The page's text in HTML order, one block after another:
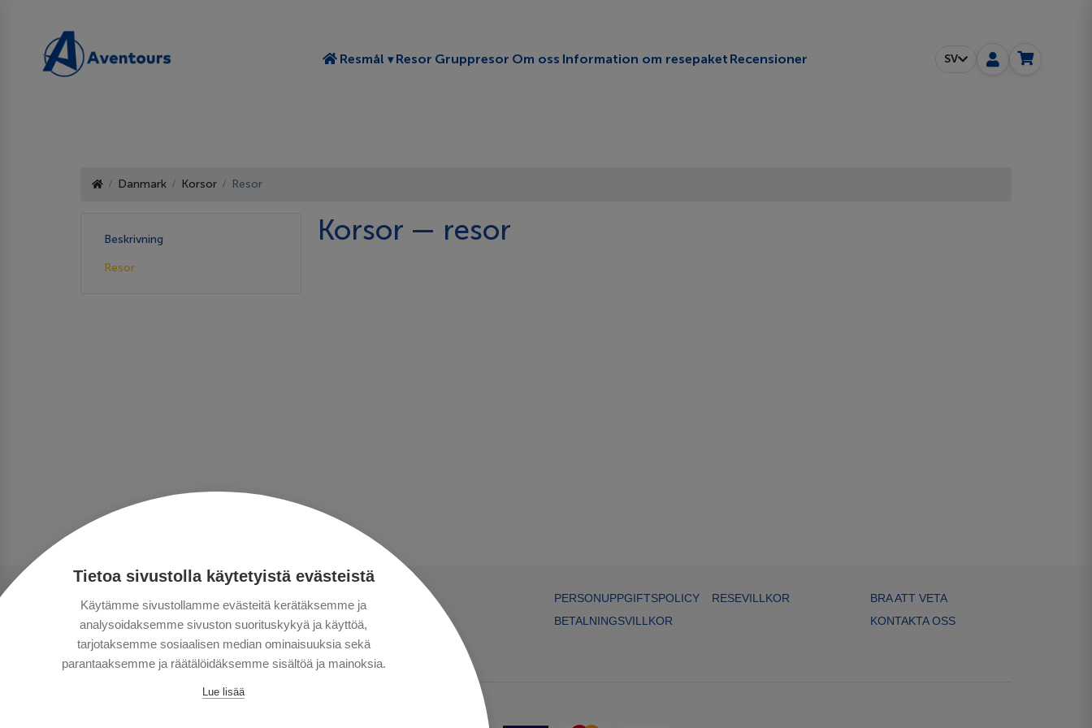
Tietoa sivustolla käytetyistä evästeistä
Käytämme sivustollamme evästeitä kerätäksemme ja
analysoidaksemme sivuston suorituskykyä ja käyttöä,
tarjotaksemme sosiaalisen median ominaisuuksia sekä
parantaaksemme ja räätälöidäksemme sisältöä ja mainoksia.
Lue lisää
Resmål Toggle submenu
Resor Gruppresor Om oss Information om resepaket Recensioner SV
Danmark Korsor Resor
Beskrivning
Resor
Korsor — resor
PERSONUPPGIFTSPOLICY
BETALNINGSVILLKOR
RESEVILLKOR
BRA ATT VETA
KONTAKTA OSS